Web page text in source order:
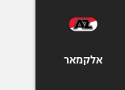
אלקמאר